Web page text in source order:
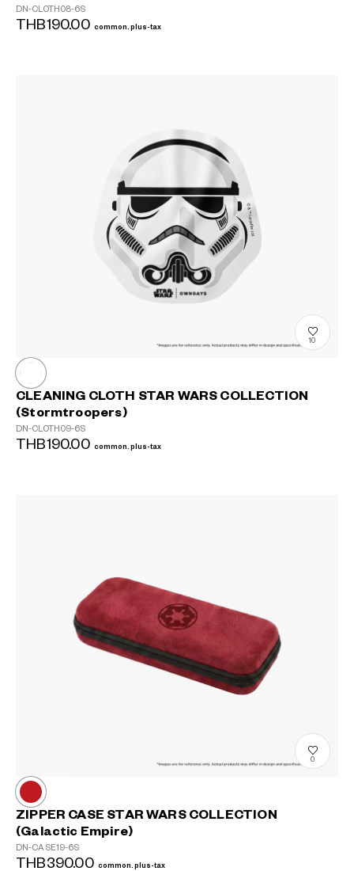
DN-CLOTH08-6S
THB190.00 common.plus-tax
10
CLEANING CLOTH STAR WARS COLLECTION
(Stormtroopers)
DN-CLOTH09-6S
THB190.00 common.plus-tax
0
ZIPPER CASE STAR WARS COLLECTION
(Galactic Empire)
DN-CASE19-6S
THB390.00 common.plus-tax